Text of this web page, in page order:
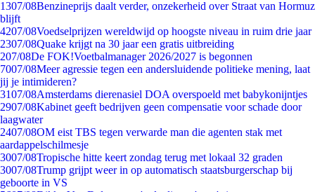
1307/08Benzineprijs daalt verder, onzekerheid over Straat van Hormuz
blijft
4207/08Voedselprijzen wereldwijd op hoogste niveau in ruim drie jaar
2307/08Quake krijgt na 30 jaar een gratis uitbreiding
207/08De FOK!Voetbalmanager 2026/2027 is begonnen
7007/08Meer agressie tegen een andersluidende politieke mening, laat
jij je intimideren?
3107/08Amsterdams dierenasiel DOA overspoeld met babykonijntjes
2907/08Kabinet geeft bedrijven geen compensatie voor schade door
laagwater
2407/08OM eist TBS tegen verwarde man die agenten stak met
aardappelschilmesje
3007/08Tropische hitte keert zondag terug met lokaal 32 graden
3007/08Trump grijpt weer in op automatisch staatsburgerschap bij
geboorte in VS